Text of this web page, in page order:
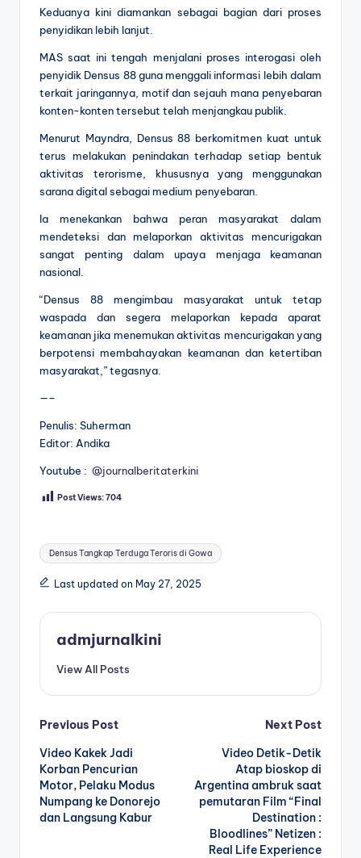
Keduanya kini diamankan sebagai bagian dari proses
penyidikan lebih lanjut.
MAS saat ini tengah menjalani proses interogasi oleh
penyidik Densus 88 guna menggali informasi lebih dalam
terkait jaringannya, motif dan sejauh mana penyebaran
konten-konten tersebut telah menjangkau publik.
Menurut Mayndra, Densus 88 berkomitmen kuat untuk
terus melakukan penindakan terhadap setiap bentuk
aktivitas terorisme, khususnya yang menggunakan
sarana digital sebagai medium penyebaran.
Ia menekankan bahwa peran masyarakat dalam
mendeteksi dan melaporkan aktivitas mencurigakan
sangat penting dalam upaya menjaga keamanan
nasional.
“Densus 88 mengimbau masyarakat untuk tetap
waspada dan segera melaporkan kepada aparat
keamanan jika menemukan aktivitas mencurigakan yang
berpotensi membahayakan keamanan dan ketertiban
masyarakat,” tegasnya.
—–
Penulis: Suherman
Editor: Andika
Youtube : @journalberitaterkini
Post Views:704
Tags:
Densus Tangkap Terduga Teroris di Gowa
Last updated on May 27, 2025
admjurnalkini
View All Posts
Post
navigation
Previous Post
Video Kakek Jadi
Korban Pencurian
Motor, Pelaku Modus
Numpang ke Donorejo
dan Langsung Kabur
Next Post
Video Detik-Detik
Atap bioskop di
Argentina ambruk saat
pemutaran Film “Final
Destination :
Bloodlines” Netizen :
Real Life Experience